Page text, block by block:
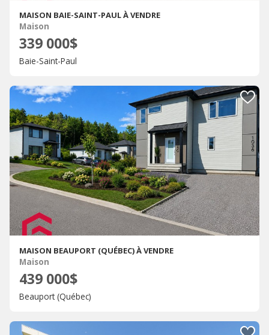
MAISON BAIE-SAINT-PAUL À VENDRE
Maison
339 000$
Baie-Saint-Paul
MAISON BEAUPORT (QUÉBEC) À VENDRE
Maison
439 000$
Beauport (Québec)